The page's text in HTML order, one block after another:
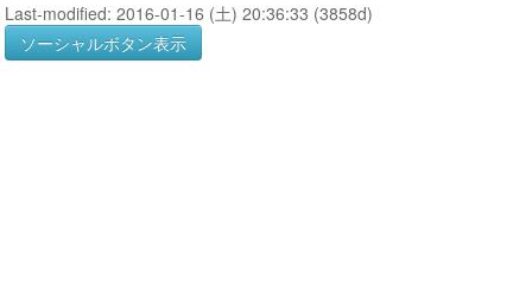
Last-modified: 2016-01-16 (土) 20:36:33 (3858d)
ソーシャルボタン表示